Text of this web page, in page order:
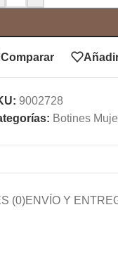
Comparar
9002728
Botines
(0)ENVÍO Y